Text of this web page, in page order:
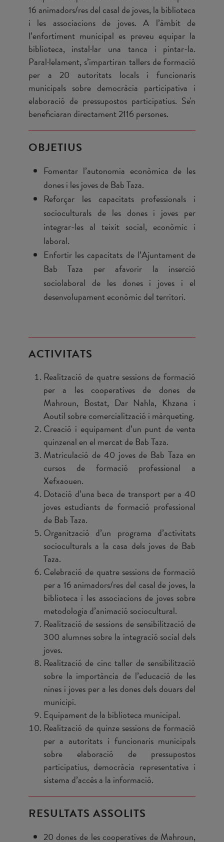
16 animadors/res del casal de joves, la biblioteca
i les associacions de joves. A l’àmbit de
l’enfortiment municipal es preveu equipar la
biblioteca, instal·lar una tanca i pintar-la.
Paral·lelament, s’impartiran tallers de formació
per a 20 autoritats locals i funcionaris
municipals sobre democràcia participativa i
elaboració de pressupostos participatius. Se'n
beneficiaran directament 2116 persones.
OBJETIUS
Fomentar l’autonomia econòmica de les
dones i les joves de Bab Taza.
Reforçar les capacitats professionals i
socioculturals de les dones i joves per
integrar-les al teixit social, econòmic i
laboral.
Enfortir les capacitats de l’Ajuntament de
Bab Taza per afavorir la inserció
sociolaboral de les dones i joves i el
desenvolupament econòmic del territori.
ACTIVITATS
Realització de quatre sessions de formació
per a les cooperatives de dones de
Mahroun, Bostat, Dar Nahla, Khzana i
Aoutil sobre comercialització i màrqueting.
Creació i equipament d’un punt de venta
quinzenal en el mercat de Bab Taza.
Matriculació de 40 joves de Bab Taza en
cursos de formació professional a
Xefxaouen.
Dotació d’una beca de transport per a 40
joves estudiants de formació professional
de Bab Taza.
Organització d’un programa d’activitats
socioculturals a la casa dels joves de Bab
Taza.
Celebració de quatre sessions de formació
per a 16 animadors/res del casal de joves, la
biblioteca i les associacions de joves sobre
metodologia d’animació sociocultural.
Realització de sessions de sensibilització de
300 alumnes sobre la integració social dels
joves.
Realització de cinc taller de sensibilització
sobre la importància de l’educació de les
nines i joves per a les dones dels douars del
municipi.
Equipament de la biblioteca municipal.
Realització de quinze sessions de formació
per a autoritats i funcionaris municipals
sobre elaboració de pressupostos
participatius, democràcia representativa i
sistema d’accés a la informació.
RESULTATS ASSOLITS
20 dones de les cooperatives de Mahroun,